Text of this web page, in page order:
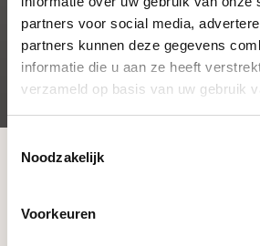
partners voor social media,
partners kunnen deze gegevens
informatie die u aan ze heeft
verzameld op basis van uw gebruik
Noodzakelijk
Voorkeuren
Shop